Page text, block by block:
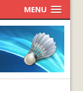
MENU